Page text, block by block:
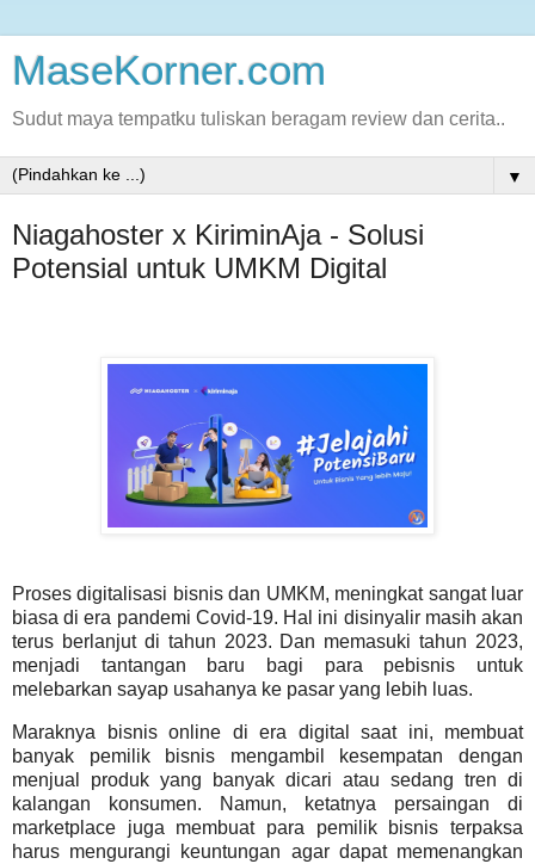
MaseKorner.com
Sudut maya tempatku tuliskan beragam review dan cerita..
▼
Niagahoster x KiriminAja - Solusi
Potensial untuk UMKM Digital
Proses digitalisasi bisnis dan UMKM, meningkat sangat luar
biasa di era pandemi Covid-19. Hal ini disinyalir masih akan
terus berlanjut di tahun 2023. Dan memasuki tahun 2023,
menjadi tantangan baru bagi para pebisnis untuk
melebarkan sayap usahanya ke pasar yang lebih luas.
Maraknya bisnis online di era digital saat ini, membuat
banyak pemilik bisnis mengambil kesempatan dengan
menjual produk yang banyak dicari atau sedang tren di
kalangan konsumen. Namun, ketatnya persaingan di
marketplace juga membuat para pemilik bisnis terpaksa
harus mengurangi keuntungan agar dapat memenangkan